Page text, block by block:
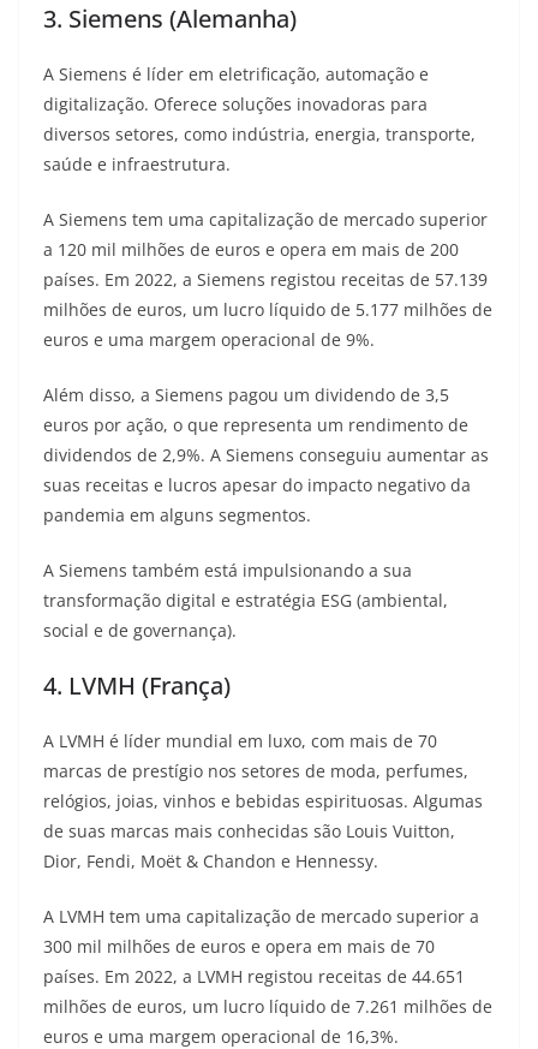
3. Siemens (Alemanha)
A Siemens é líder em eletrificação, automação e
digitalização. Oferece soluções inovadoras para
diversos setores, como indústria, energia, transporte,
saúde e infraestrutura.
A Siemens tem uma capitalização de mercado superior
a 120 mil milhões de euros e opera em mais de 200
países. Em 2022, a Siemens registou receitas de 57.139
milhões de euros, um lucro líquido de 5.177 milhões de
euros e uma margem operacional de 9%.
Além disso, a Siemens pagou um dividendo de 3,5
euros por ação, o que representa um rendimento de
dividendos de 2,9%. A Siemens conseguiu aumentar as
suas receitas e lucros apesar do impacto negativo da
pandemia em alguns segmentos.
A Siemens também está impulsionando a sua
transformação digital e estratégia ESG (ambiental,
social e de governança).
4. LVMH (França)
A LVMH é líder mundial em luxo, com mais de 70
marcas de prestígio nos setores de moda, perfumes,
relógios, joias, vinhos e bebidas espirituosas. Algumas
de suas marcas mais conhecidas são Louis Vuitton,
Dior, Fendi, Moët & Chandon e Hennessy.
A LVMH tem uma capitalização de mercado superior a
300 mil milhões de euros e opera em mais de 70
países. Em 2022, a LVMH registou receitas de 44.651
milhões de euros, um lucro líquido de 7.261 milhões de
euros e uma margem operacional de 16,3%.